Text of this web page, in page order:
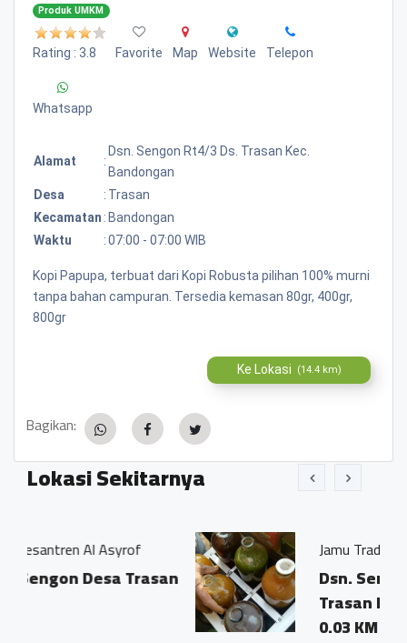
Produk UMKM
Rating : 3.8 Favorite Map Website Telepon
Whatsapp
Alamat :
Dsn. Sengon Rt4/3 Ds. Trasan Kec.
Bandongan
Desa
: Trasan
Kecamatan : Bandongan
Waktu
:07:00 - 07:00 WIB
Kopi Papupa, terbuat dari Kopi Robusta pilihan 100% murni
tanpa bahan campuran. Tersedia kemasan 80gr, 400gr,
800gr
Ke Lokasi (14.4 km)
Bagikan:
Lokasi Sekitarnya
Trasan
Jamu Tradisisional Madun
Dsn. Sengon RT04/03 Ds.
Trasan Kec. Bandongan
0.03 KM